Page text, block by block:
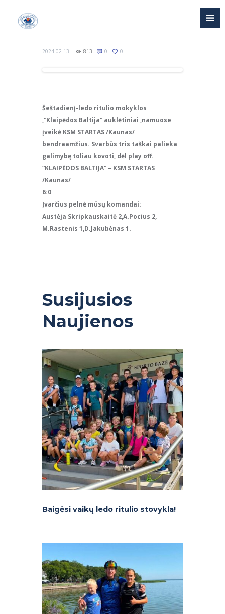
2024-02-13 813 0 0
Šeštadienį-ledo ritulio mokyklos
,“Klaipėdos Baltija” auklėtiniai ,namuose
įveikė KSM STARTAS /Kaunas/
bendraamžius. Svarbūs tris taškai palieka
galimybę toliau kovoti, dėl play off.
“KLAIPĖDOS BALTIJA” – KSM STARTAS
/Kaunas/
6:0
Įvarčius pelnė mūsų komandai:
Austėja Skripkauskaitė 2,A.Pocius 2,
M.Rastenis 1,D.Jakubėnas 1.
Susijusios
Naujienos
Baigėsi vaikų ledo ritulio stovykla!